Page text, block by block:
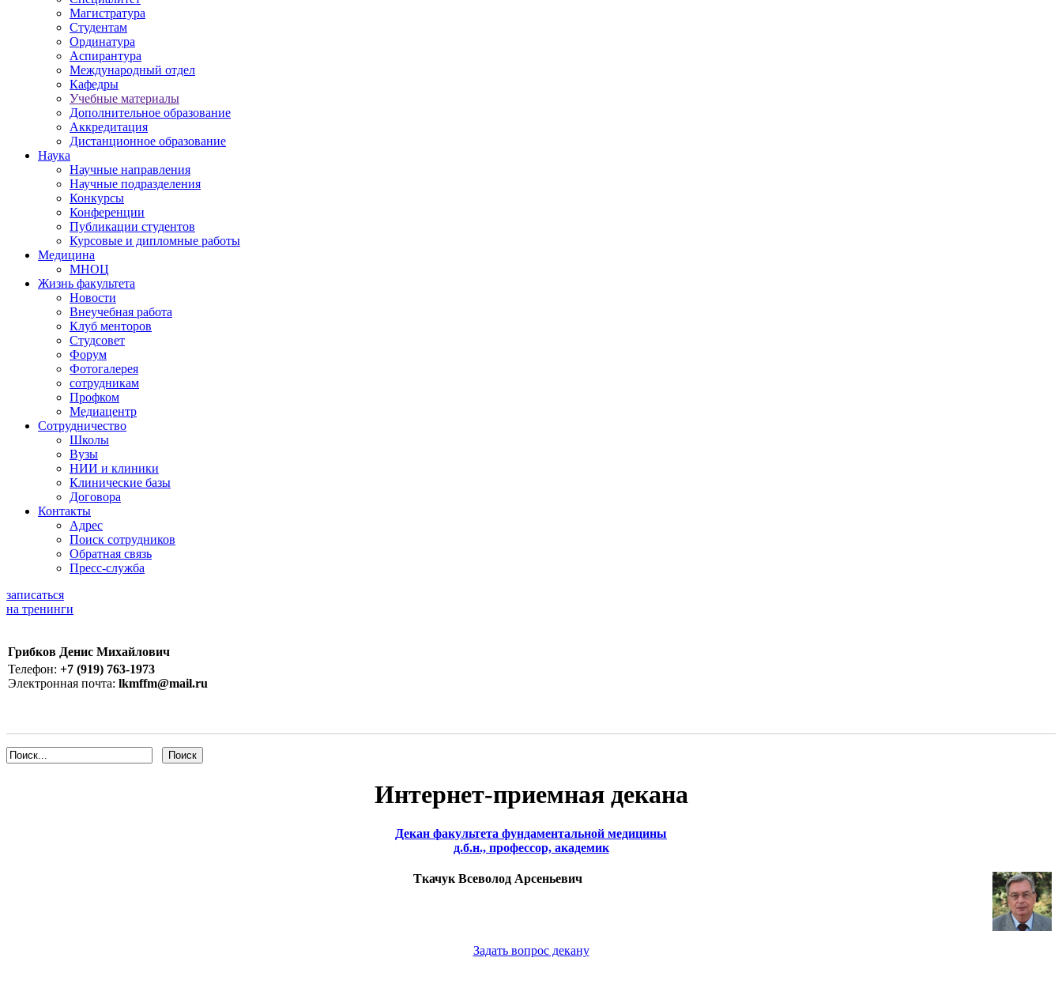
Магистратура
Студентам
Ординатура
Аспирантура
Международный отдел
Кафедры
Учебные материалы
Дополнительное образование
Аккредитация
Дистанционное образование
Наука
Научные направления
Научные подразделения
Конкурсы
Конференции
Публикации студентов
Курсовые и дипломные работы
Медицина
МНОЦ
Жизнь факультета
Новости
Внеучебная работа
Клуб менторов
Студсовет
Форум
Фотогалерея
сотрудникам
Профком
Медиацентр
Сотрудничество
Школы
Вузы
НИИ и клиники
Клинические базы
Договора
Контакты
Адрес
Поиск сотрудников
Обратная связь
Пресс-служба
записаться
на тренинги
Грибков Денис Михайлович
Телефон: +7 (919) 763-1973
Электронная почта: lkmffm@mail.ru
Интернет-приемная декана
Декан факультета фундаментальной медицины
д.б.н., профессор, академик
Ткачук Всеволод Арсеньевич
Задать вопрос декану